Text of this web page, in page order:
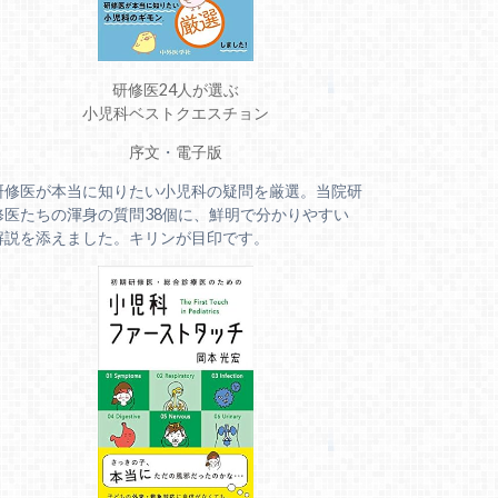
研修医24人が選ぶ
小児科ベストクエスチョン
序文 ・ 電子版
修医が本当に知りたい小児科の疑問を厳選。当院研
医たちの渾身の質問38個に、鮮明で分かりやすい
説を添えました。キリンが目印です。